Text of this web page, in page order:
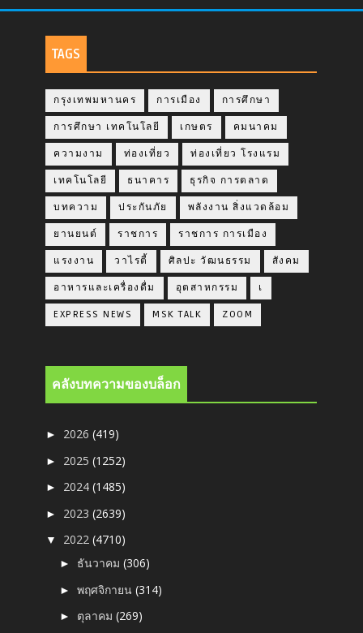
TAGS
กรุงเทพมหานคร การเมือง การศึกษา
การศึกษา เทคโนโลยี เกษตร คมนาคม
ความงาม ท่องเที่ยว ท่องเที่ยว โรงแรม
เทคโนโลยี ธนาคาร ธุรกิจ การตลาด
บทความ ประกันภัย พลังงาน สิ่งแวดล้อม
ยานยนต์ ราชการ ราชการ การเมือง
แรงงาน วาไรตี้ ศิลปะ วัฒนธรรม สังคม
อาหารและเครื่องดื่ม อุตสาหกรรม เ
EXPRESS NEWS MSK TALK ZOOM
คลังบทความของบล็อก
► 2026(419)
► 2025(1252)
► 2024(1485)
► 2023(2639)
▼ 2022(4710)
► ธันวาคม(306)
►พฤศจิกายน(314)
► ตุลาคม(269)